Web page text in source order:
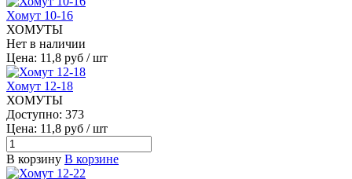
Хомут 10-16
ХОМУТЫ
Нет в наличии
Цена: 11,8 руб / шт
Хомут 12-18
ХОМУТЫ
Доступно: 373
Цена: 11,8 руб / шт
В корзину В корзине